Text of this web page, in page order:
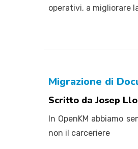
operativi, a migliorare
Migrazione di
Scritto da Josep
In OpenKM abbiamo
non il carceriere